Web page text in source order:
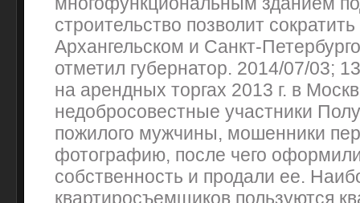
строительство позволит
Архангельском и Санкт-
отметил губернатор. 2014/07/03;
на арендных торгах 2013 г. в
недобросовестные участники
пожилого мужчины, мошенники
фотографию, после чего
собственность и продали ее.
квартиросъемщиков пользуются